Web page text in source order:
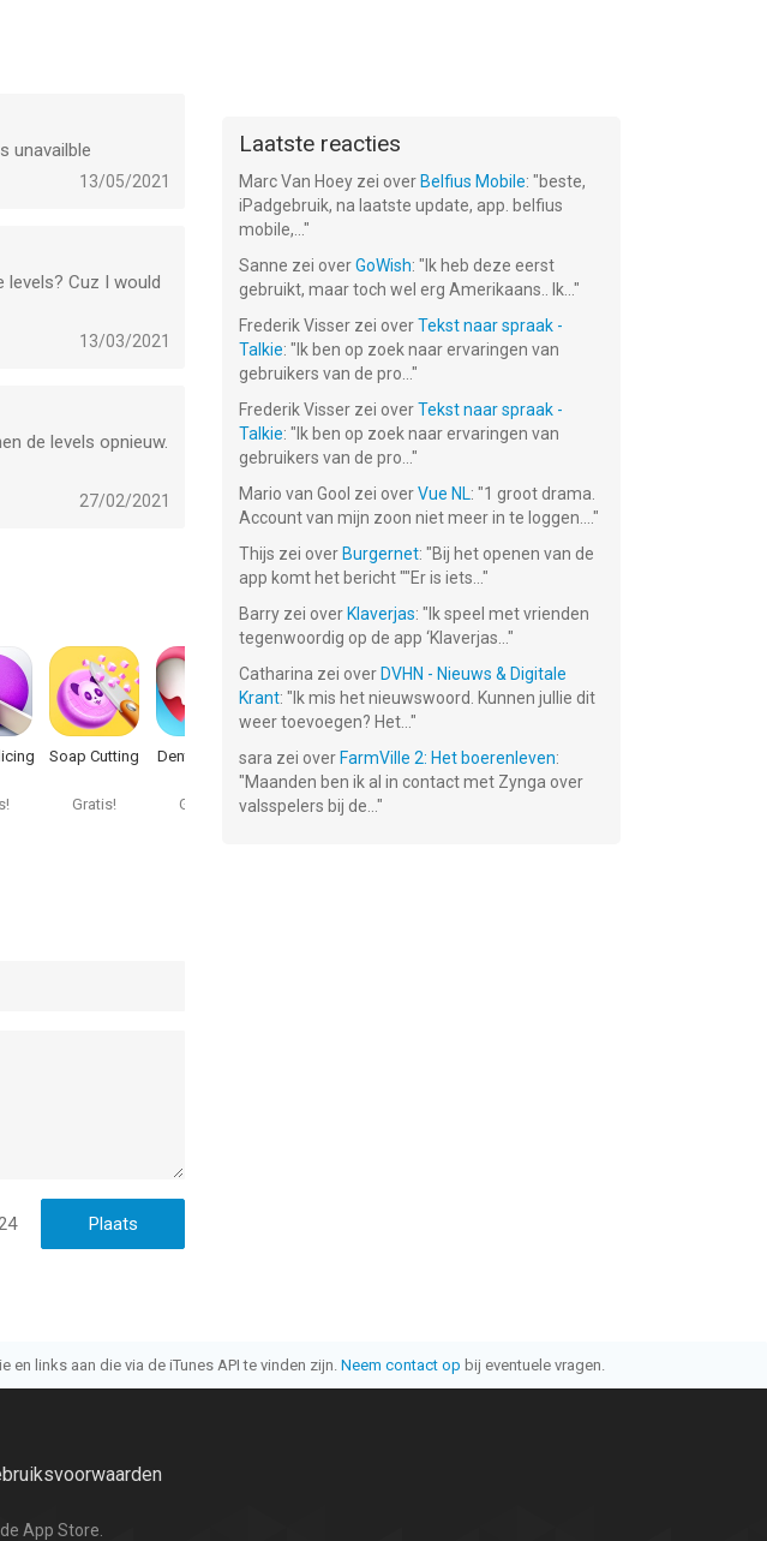
unavailble
13/05/2021
levels? Cuz I would
13/03/2021
de levels opnieuw.
27/02/2021
Soap Cutting
Gratis!
Dentist Bling
Gratis!
Jumanji: Epic
Run
Gratis!
My Horse
Stories
Flip Jump
Stack
Laatste reacties
Marc Van Hoey zei over Belfius Mobile: "beste,
iPadgebruik, na laatste update, app. belfius
mobile,... "
Sanne zei overGoWish: " Ik heb deze eerst
gebruikt, maar toch wel erg Amerikaans.. Ik... "
Frederik Visser zei overTekst naar spraak -
Talkie: " Ik ben op zoek naar ervaringen van
gebruikers van de pro... "
Frederik Visser zei overTekst naar spraak -
Talkie: " Ik ben op zoek naar ervaringen van
gebruikers van de pro... "
Mario van Gool zei overVue NL: "1 groot drama.
Account van mijn zoon niet meer in te loggen.... "
Thijs zei over Burgernet: "Bij het openen van de
app komt het bericht ""Er is iets... "
Barry zei over Klaverjas: " Ik speel met vrienden
tegenwoordig op de app ‘Klaverjas... "
Catharina zei over DVHN - Nieuws & Digitale
Krant: " Ik mis het nieuwswoord. Kunnen jullie dit
weer toevoegen? Het... "
sara zei over FarmVille 2: Het boerenleven:
"Maanden ben ik al in contact met Zynga over
valsspelers bij de... "
links aan die via de iTunes API te vinden zijn. Neem contact op bij eventuele vragen.
App Store.